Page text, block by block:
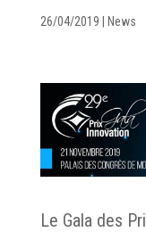
26/04/2019 News
Le Gala des